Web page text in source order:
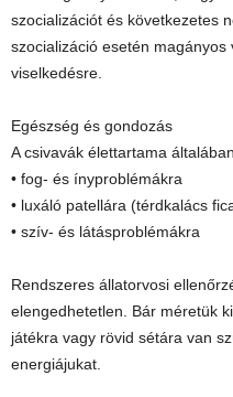
szocializációt és következetes
szocializáció esetén
viselkedésre.
Egészség és gondozás
A csivavák élettartama
• fog- és ínyproblémákra
• luxáló patellára (térdkalács
• szív- és látásproblémákra
Rendszeres állatorvosi
elengedhetetlen. Bár méretük
játékra vagy rövid sétára van
energiájukat.